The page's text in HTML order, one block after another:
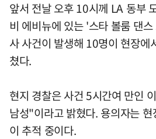
앞서 전날 오후 10시께 LA 동부
비 에비뉴에 있는 '스타 볼룸 댄
사 사건이 발생해 10명이 현장에
쳤다.
현지 경찰은 사건 5시간여 만인
남성"이라고 밝혔다. 용의자는
이 추적 중이다.